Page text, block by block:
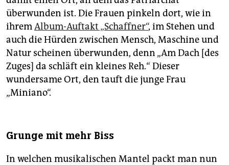
überwunden ist. Die Frauen pinkeln dort, wie in
ihremAlbum-Auftakt „Schaffner“, im Stehen und
auch die Hürden zwischen Mensch, Maschine und
Natur scheinen überwunden, denn „Am Dach [des
Zuges] da schläft ein kleines Reh.“ Dieser
wundersame Ort, den tauft die junge Frau
„Miniano“.
Grunge mit mehr Biss
In welchen musikalischen Mantel packt man nun